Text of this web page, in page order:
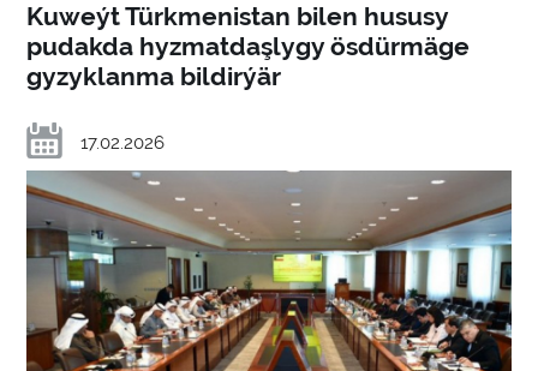
Kuweýt Türkmenistan bilen hususy
pudakda hyzmatdaşlygy ösdürmäge
gyzyklanma bildirýär
17.02.2026